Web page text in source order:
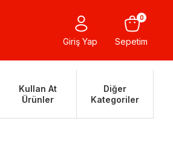
Giriş Yap Sepetim
0
Kullan At
Ürünler
Diğer
Kategoriler